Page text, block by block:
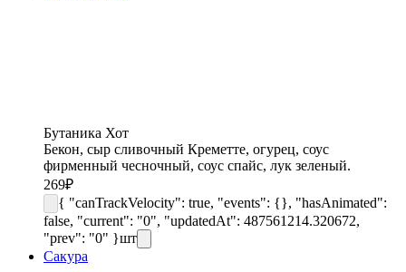
Бутаника Хот
Бекон, сыр сливочный Креметте, огурец, соус
фирменный чесночный, соус спайс, лук зеленый.
269₽
{ "canTrackVelocity": true, "events": {}, "hasAnimated":
false, "current": "0", "updatedAt": 487561214.320672,
"prev": "0" }шт
Сакура